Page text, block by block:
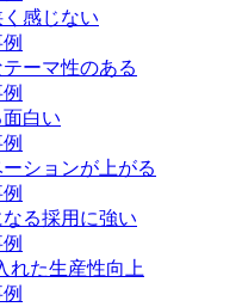
く感じない
テーマ性のある
面白い
ーションが上がる
なる採用に強い
れた生産性向上